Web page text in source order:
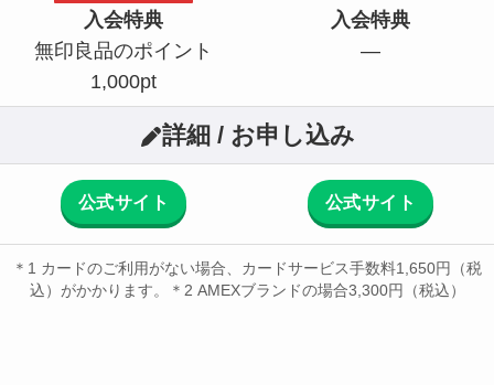
入会特典
無印良品のポイント
1,000pt
入会特典
—
詳細 / お申し込み
公式サイト 公式サイト
＊1 カードのご利用がない場合、カードサービス手数料1,650円（税
込）がかかります。＊2 AMEXブランドの場合3,300円（税込）